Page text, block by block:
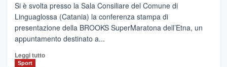
Al
via
i
collegamenti
Si è svolta presso la Sala Consiliare del Comune di
Linguaglossa (Catania) la conferenza stampa di
presentazione della BROOKS SuperMaratona dell’Etna, un
appuntamento destinato a...
Leggi tuttoLeggi
Sport